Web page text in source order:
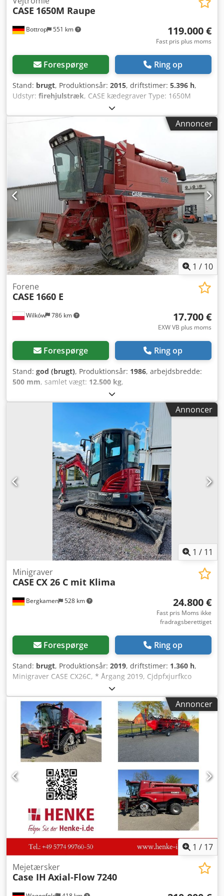
Bottrop 551 km
CASE 1650M Raupe
119.000 €
Fast pris plus moms
Forespørge Ring op
Stand: brugt, Produktionsår: 2015, driftstimer: 5.396 h,
Udstyr: firehjulstræk, CASE kædegraver Type: 1650M
Egenvægt: 19.200 kg Motoreffekt: 122 kW Driftstimer: 5.396
Udstyr: - Sædevarme Csdpfxszhyrmj Agxjrf - Klimaanlæg -
Radio - Bagmonteret løsnetang med 3 tænder -
Beskyttelsesforanstaltninger og -gitter foran på kabinen -
Planerskær (hydraulisk, kan klappes ned) Vi hjælper gerne
også med finansiering/leasing gennem vores
samarbejdspartnere. Alle oplysninger uden garanti. Fejl og
mellemsalg forbeholdes.
Annoncer
1 / 10
Wilków 786 km
Forene
CASE 1660 E
17.700 €
EXW VB plus moms
Forespørge Ring op
Stand: god (brugt), Produktionsår: 1986, arbejdsbredde:
500 mm, samlet vægt: 12.500 kg,
017128
Cjdpsvr Dxpefx Agxerf Mærke: Case IH Model: 1660 Årgang:
1987 Driftstimer: 3.300 t Skærebordsbredde: 5,00 mAnnoncer
1 / 11
Bergkamen 528 km
Minigraver
CASE CX 26 C mit Klima
24.800 €
Fast pris Moms ikke
fradragsberettiget
Forespørge Ring op
Stand: brugt, Produktionsår: 2019, driftstimer: 1.360 h,
Minigraver CASE CX26C, * Årgang 2019, Cjdpfxjurfkco
Agxsrf * 1.360 driftstimer, * Varmeanlæg, * Aircondition, *
Gummibælter, * Planeringsskjold, * Hurtigskifter
Annoncer
1 / 17
Mejetærsker
Case IH Axial-Flow 7240